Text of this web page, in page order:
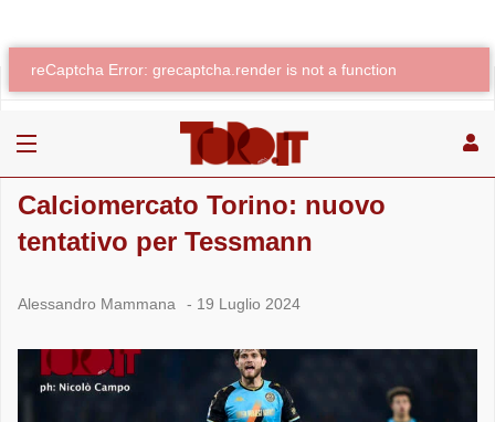
Calciomercato Torino: nuovo
tentativo per Tessmann
Alessandro Mammana - 19 Luglio 2024